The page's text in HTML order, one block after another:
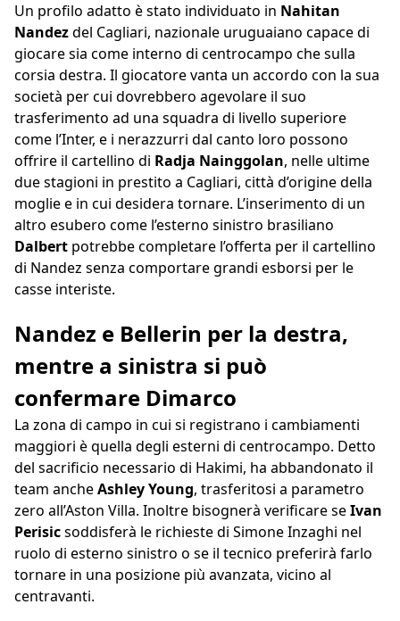
Un profilo adatto è stato individuato in Nahitan
Nandezdel Cagliari, nazionale uruguaiano capace di
giocare sia come interno di centrocampo che sulla
corsia destra. Il giocatore vanta un accordo con la sua
società per cui dovrebbero agevolare il suo
trasferimento ad una squadra di livello superiore
come l’Inter, e i nerazzurri dal canto loro possono
offrire il cartellino di Radja Nainggolan, nelle ultime
due stagioni in prestito a Cagliari, città d’origine della
moglie e in cui desidera tornare. L’inserimento di un
altro esubero come l’esterno sinistro brasiliano
Dalbert potrebbe completare l’offerta per il cartellino
di Nandez senza comportare grandi esborsi per le
casse interiste.
Nandez e Bellerin per la destra,
mentre a sinistra si può
confermare Dimarco
La zona di campo in cui si registrano i cambiamenti
maggiori è quella degli esterni di centrocampo. Detto
del sacrificio necessario di Hakimi, ha abbandonato il
team ancheAshley Young, trasferitosi a parametro
zero all’Aston Villa. Inoltre bisognerà verificare seIvan
Perisicsoddisferà le richieste di Simone Inzaghi nel
ruolo di esterno sinistro o se il tecnico preferirà farlo
tornare in una posizione più avanzata, vicino al
centravanti.